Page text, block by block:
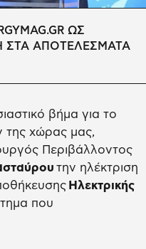
ΩΣ
ΣΤΑ ΑΠΟΤΕΛΕΣΜΑΤΑ
βήμα για το
της χώρας μας,
Περιβάλλοντος
την ηλέκτριση
Ηλεκτρικής
που